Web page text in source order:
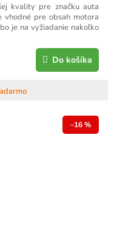
Do košíka
kvality pre značku auta
pre obsah motora
je na vyžiadanie nakoľko
–16 %